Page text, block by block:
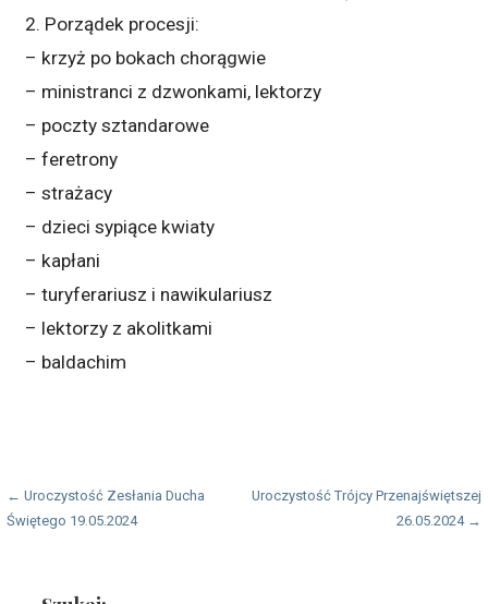
2. Porządek procesji:
– krzyż po bokach chorągwie
– ministranci z dzwonkami, lektorzy
– poczty sztandarowe
– feretrony
– strażacy
– dzieci sypiące kwiaty
– kapłani
– turyferariusz i nawikulariusz
– lektorzy z akolitkami
– baldachim
Nawigacja
wpisu
← Uroczystość Zesłania Ducha
Świętego 19.05.2024
Uroczystość Trójcy Przenajświętszej
26.05.2024 →